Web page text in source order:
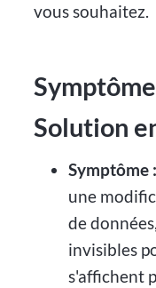
vous souhaitez.
Solution
Symptôme :
une
de
invisibles
s'affichent